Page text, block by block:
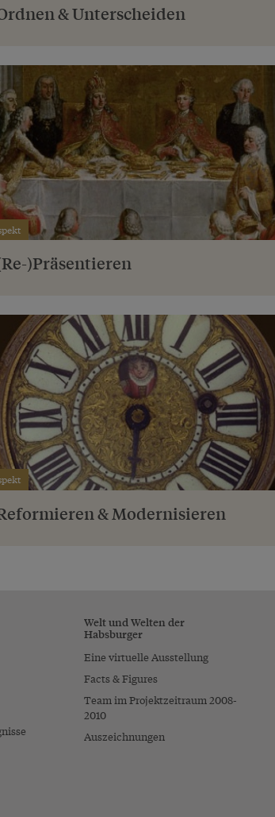
& Unterscheiden
)Präsentieren
& Modernisieren
Welt und Welten der
Habsburger
Eine virtuelle Ausstellung
Facts & Figures
Team im Projektzeitraum 2008-
2010
Auszeichnungen